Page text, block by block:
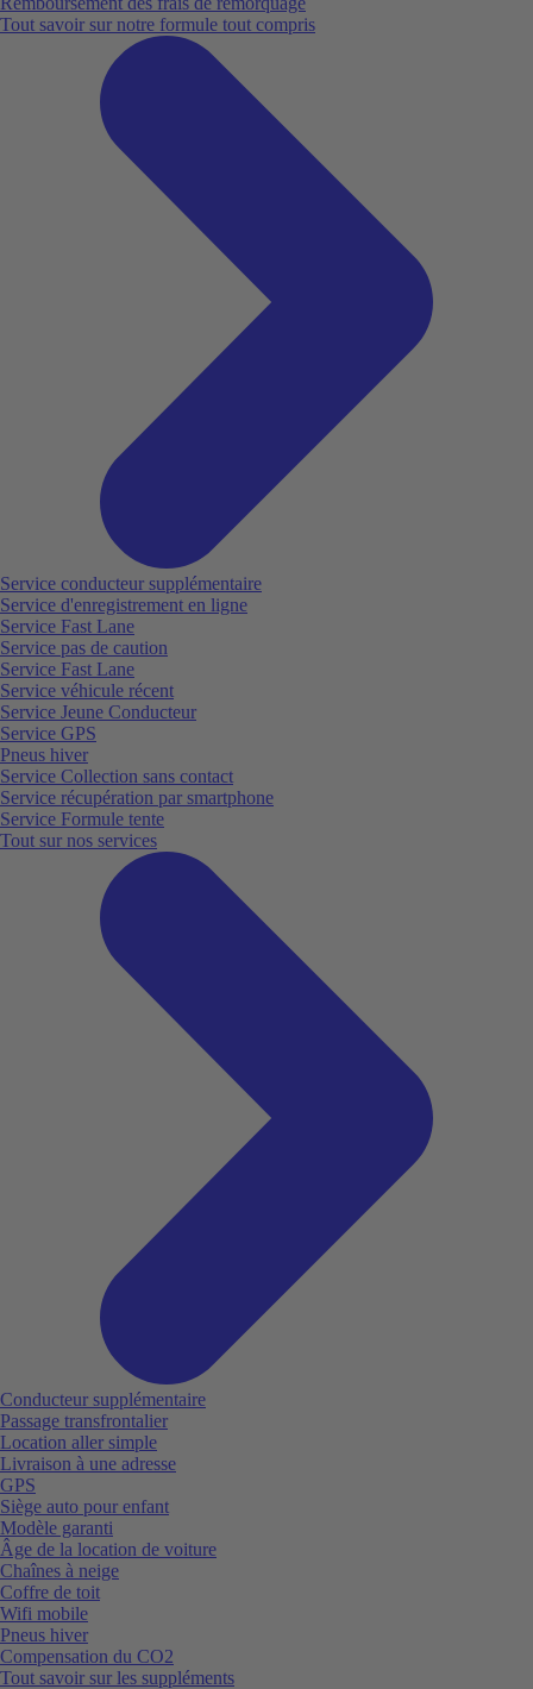
Tout savoir sur notre formule tout compris
Service conducteur supplémentaire
Service d'enregistrement en ligne
Service Fast Lane
Service pas de caution
Service Fast Lane
Service véhicule récent
Service Jeune Conducteur
Service GPS
Pneus hiver
Service Collection sans contact
Service récupération par smartphone
Service Formule tente
Tout sur nos services
Conducteur supplémentaire
Passage transfrontalier
Location aller simple
Livraison à une adresse
GPS
Siège auto pour enfant
Modèle garanti
Âge de la location de voiture
Chaînes à neige
Coffre de toit
Wifi mobile
Pneus hiver
Compensation du CO2
Tout savoir sur les suppléments